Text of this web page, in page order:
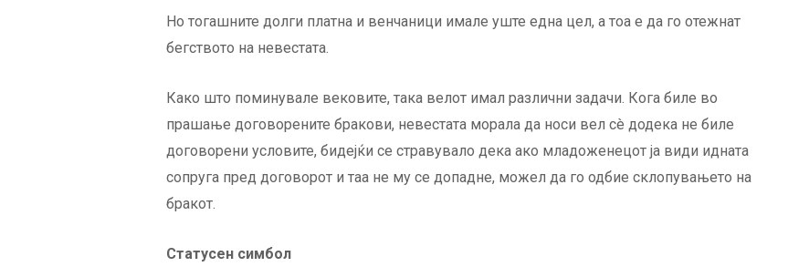
Но тогашните долги платна и венчаници имале уште една цел, а тоа е да го отежнат
бегството на невестата.
Како што поминувале вековите, така велот имал различни задачи. Кога биле во
прашање договорените бракови, невестата морала да носи вел сè додека не биле
договорени условите, бидејќи се стравувало дека ако младоженецот ја види идната
сопруга пред договорот и таа не му се допадне, можел да го одбие склопувањето на
бракот.
Статусен симбол